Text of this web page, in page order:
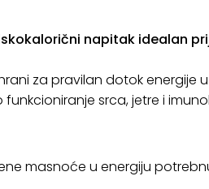
napitak idealan
za pravilan dotok energije
srca, jetre i
masnoće u energiju